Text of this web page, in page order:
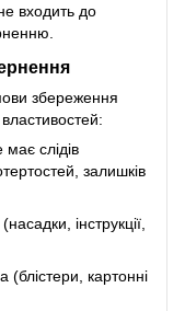
входить до
збереження
має слідів
залишків
(насадки, інструкції,
(блістери, картонні